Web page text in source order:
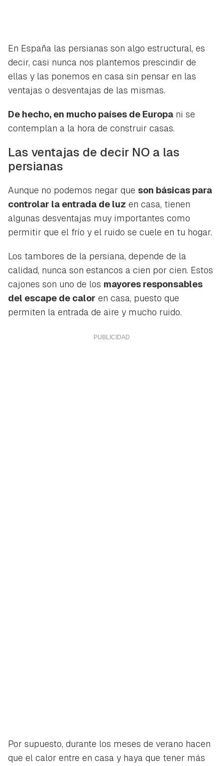
En España las persianas son algo estructural, es
decir, casi nunca nos plantemos prescindir de
ellas y las ponemos en casa sin pensar en las
ventajas o desventajas de las mismas.
De hecho, en mucho países de Europa ni se
contemplan a la hora de construir casas.
Las ventajas de decir NO a las
persianas
Aunque no podemos negar que son básicas para
controlar la entrada de luz en casa, tienen
algunas desventajas muy importantes como
permitir que el frío y el ruido se cuele en tu hogar.
Los tambores de la persiana, depende de la
calidad, nunca son estancos a cien por cien. Estos
cajones son uno de los mayores responsables
del escape de calor en casa, puesto que
permiten la entrada de aire y mucho ruido.
Por supuesto, durante los meses de verano hacen
que el calor entre en casa y haya que tener más